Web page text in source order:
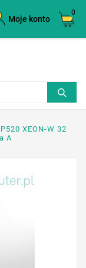
Moje konto
0
XEON-W 32
A
×